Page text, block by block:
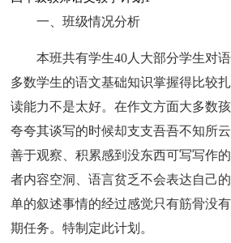
一、班级情况分析
本班共有学生40人大部分学生对
多数学生的语文基础知识掌握得比较
读能力不是太好。在作文方面大多数
夸夸其谈写的时候却支支吾吾不知所
善于观察、积累感到没东西可写写作
者内容空洞、语言贫乏不会表达自己
单的叙述事情的经过感觉只有筋骨没
期任务。特制定此计划。